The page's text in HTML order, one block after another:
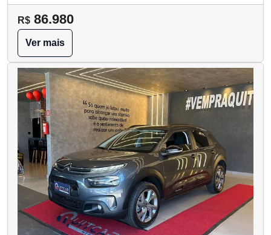
R$ 86.980
Ver mais